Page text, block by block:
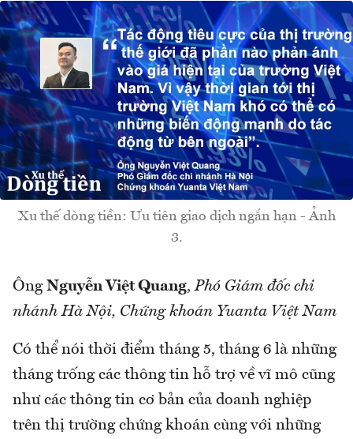
Xu thế dòng tiền: Ưu tiên giao dịch ngắn hạn - Ảnh
3.
Ông Nguyễn Việt Quang,Phó Giám đốc chi
nhánh Hà Nội, Chứng khoán Yuanta Việt Nam
Có thể nói thời điểm tháng 5, tháng 6 là những
tháng trống các thông tin hỗ trợ về vĩ mô cũng
như các thông tin cơ bản của doanh nghiệp
trên thị trường chứng khoán cùng với những